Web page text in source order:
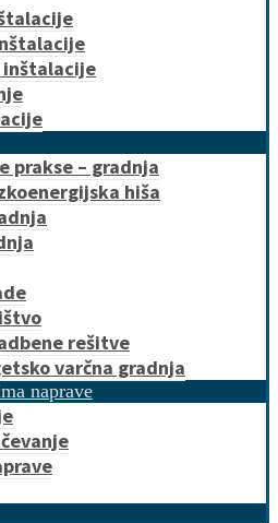
prakse – gradnja
hiša
rešitve
varčna gradnja
naprave